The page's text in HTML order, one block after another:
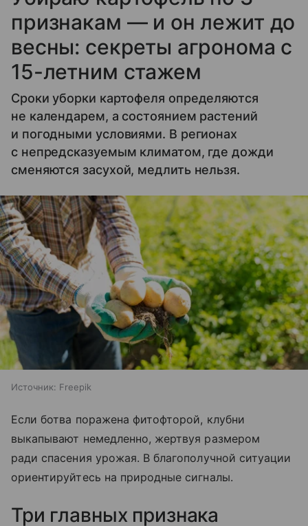
признакам — и он лежит до
весны: секреты агронома с
15-летним стажем
Сроки уборки картофеля определяются
не календарем, а состоянием растений
и погодными условиями. В регионах
с непредсказуемым климатом, где дожди
сменяются засухой, медлить нельзя.
Источник: Freepik
Если ботва поражена фитофторой, клубни
выкапывают немедленно, жертвуя размером
ради спасения урожая. В благополучной ситуации
ориентируйтесь на природные сигналы.
Три главных признака